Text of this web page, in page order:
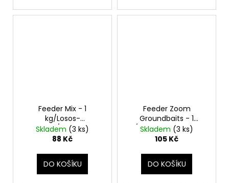
Feeder Mix - 1
kg/Losos-
Mango/oranžová
Skladem (3 ks)
88 Kč
DO KOŠÍKU
Feeder Zoom
Groundbaits - 1
kg/Jahoda-Robin Red-
Ryba
Skladem (3 ks)
105 Kč
DO KOŠÍKU